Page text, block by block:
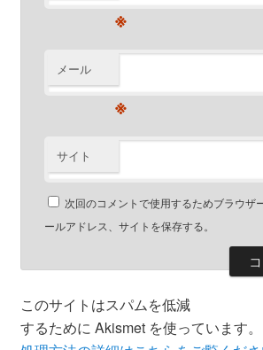
※
メール
※
サイト
次回のコメントで使用するためブラウザ
ールアドレス、サイトを保存する。
このサイトはスパムを低減
するために Akismet を使っています。